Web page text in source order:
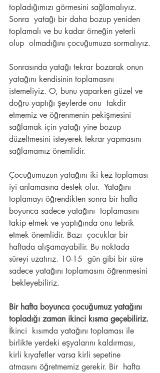
topladığımızı görmesini sağlamalıyız.
Sonra  yatağı bir daha bozup yeniden
toplamalı ve bu kadar örneğin yeterli
olup  olmadığını çocuğumuza sormalıyız.
Sonrasında yatağı tekrar bozarak onun
yatağını kendisinin toplamasını
istemeliyiz. O, bunu yaparken güzel ve
doğru yaptığı şeylerde onu  takdir
etmemiz ve öğrenmenin pekişmesini
sağlamak için yatağı yine bozup
düzeltmesini isteyerek tekrar yapmasını
sağlamamız önemlidir.
Çocuğumuzun yatağını iki kez toplaması
iyi anlamasına destek olur.  Yatağını
toplamayı öğrendikten sonra bir hafta
boyunca sadece yatağını  toplamasını
takip etmek ve yaptığında onu tebrik
etmek önemlidir. Bazı  çocuklar bir
haftada alışamayabilir. Bu noktada
süreyi uzatırız. 10-15  gün gibi bir süre
sadece yatağını toplamasını öğrenmesini
bekleyebiliriz.
Bir hafta boyunca çocuğumuz yatağını
topladığı zaman ikinci kısma geçebiliriz.
İkinci  kısımda yatağını toplaması ile
birlikte yerdeki eşyalarını kaldırması,
kirli kıyafetler varsa kirli sepetine
atmasını öğretmemiz gerekir. Bir  hafta